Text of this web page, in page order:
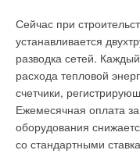
Сейчас при
устанавливается
разводка сетей.
расхода тепловой
счетчики,
Ежемесячная оплата
оборудования
со стандартными
Рис.
Первая Ганноверская
году на выставке в
PumpDrive — самую
частоты вращения,
центробежном насосе.
Система разработана
использования и